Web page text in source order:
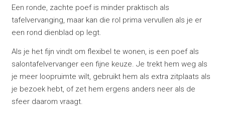
Een ronde, zachte poef is minder praktisch als
tafelvervanging, maar kan die rol prima vervullen als je er
een rond dienblad op legt.
Als je het fijn vindt om flexibel te wonen, is een poef als
salontafelvervanger een fijne keuze. Je trekt hem weg als
je meer loopruimte wilt, gebruikt hem als extra zitplaats als
je bezoek hebt, of zet hem ergens anders neer als de
sfeer daarom vraagt.